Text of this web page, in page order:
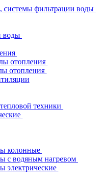
системы фильтрации воды
воды
отопления
отопления
техники
колонные
с водяным нагревом
электрические